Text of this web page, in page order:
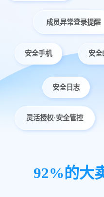
成员异常登录提醒
安全手机 安全
安全日志
灵活授权·安全管控
92%的大